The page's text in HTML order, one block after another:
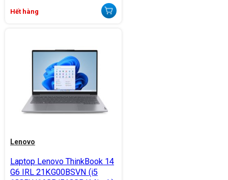
Hết hàng
Lenovo
Laptop Lenovo ThinkBook 14
G6 IRL 21KG00BSVN (i5